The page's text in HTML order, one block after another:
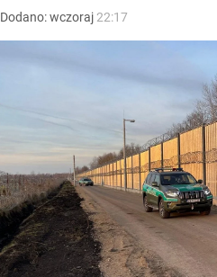
Dodano:wczoraj 22:17